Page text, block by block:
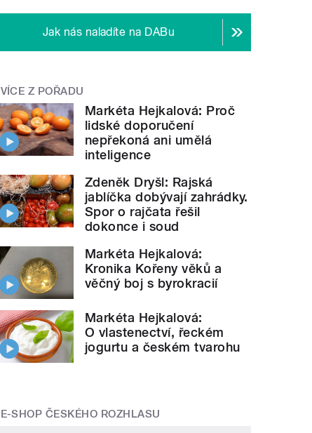
Jak nás naladíte na DABu
VÍCE Z POŘADU
Markéta Hejkalová: Proč
lidské doporučení
nepřekoná ani umělá
inteligence
Zdeněk Dryšl: Rajská
jablíčka dobývají zahrádky.
Spor o rajčata řešil
dokonce i soud
Markéta Hejkalová:
Kronika Kořeny věků a
věčný boj s byrokracií
Markéta Hejkalová:
O vlastenectví, řeckém
jogurtu a českém tvarohu
E-SHOP ČESKÉHO ROZHLASU